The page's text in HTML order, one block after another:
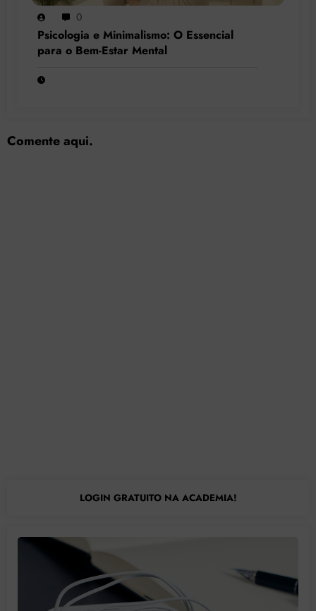
0
Psicologia e Minimalismo: O Essencial
para o Bem-Estar Mental
Comente aqui.
LOGIN GRATUITO NA ACADEMIA!